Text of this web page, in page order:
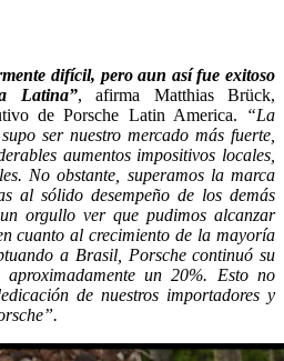
difícil, pero aun así fue exitoso
Latina”, afirma Matthias Brück,
de Porsche Latin America.
“La
ser nuestro mercado más fuerte,
aumentos impositivos locales,
No obstante, superamos la marca
al sólido desempeño de los demás
orgullo ver que pudimos alcanzar
cuanto al crecimiento de la mayoría
a Brasil, Porsche continuó su
un 20%. Esto no
de nuestros importadores y